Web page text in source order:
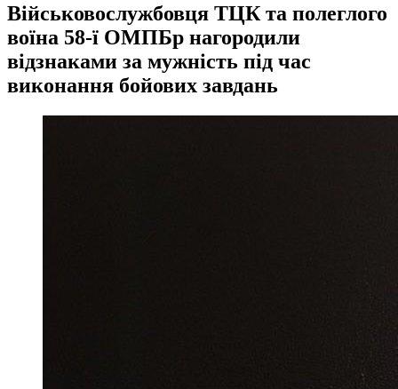
Військовослужбовця ТЦК та полеглого
воїна 58-ї ОМПБр нагородили
відзнаками за мужність під час
виконання бойових завдань